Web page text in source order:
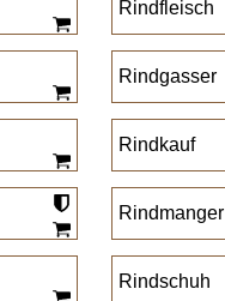
Rindfleisch
Rindgasser
Rindkauf
Rindmanger
Rindschuh